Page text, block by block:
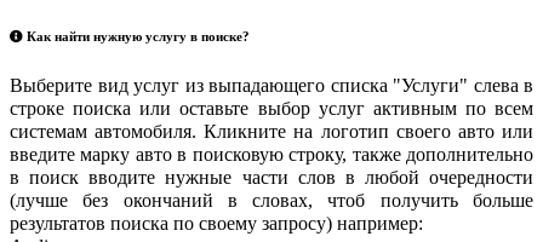
Как найти нужную услугу в поиске?
Выберите вид услуг из выпадающего списка "Услуги" слева в
строке поиска или оставьте выбор услуг активным по всем
системам автомобиля. Кликните на логотип своего авто или
введите марку авто в поисковую строку, также дополнительно
в поиск вводите нужные части слов в любой очередности
(лучше без окончаний в словах, чтоб получить больше
результатов поиска по своему запросу) например: